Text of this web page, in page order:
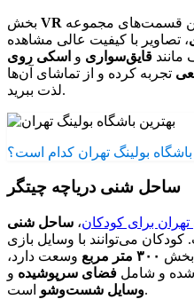
قسمت‌های مجموعه
، تصاویر با کیفیت عالی مشاهده
مانند قایق‌سواری و اسکی روی
تجربه کرده و از تماشای آن‌ها
لذت ببرید.
باشگاه بولینگ تهران کدام است؟
ساحل شنی دریاچه چیتگر
تهران برای کودکان، ساحل شنی
کودکان می‌توانند با وسایل بازی
بخش ۳۰۰ متر مربع
وسعت دارد،
و شامل فضای سرپوشیده و
وسایل شست‌وشواست.